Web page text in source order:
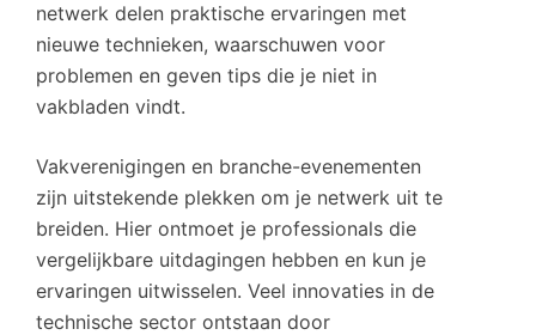
netwerk delen praktische ervaringen met
nieuwe technieken, waarschuwen voor
problemen en geven tips die je niet in
vakbladen vindt.
Vakverenigingen en branche-evenementen
zijn uitstekende plekken om je netwerk uit te
breiden. Hier ontmoet je professionals die
vergelijkbare uitdagingen hebben en kun je
ervaringen uitwisselen. Veel innovaties in de
technische sector ontstaan door